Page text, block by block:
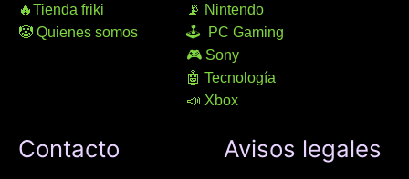
🔥Tienda friki
🤡 Quienes somos
📡 Nintendo
🕹 PC Gaming
🎮 Sony
🤖 Tecnología
📣 Xbox
Contacto Avisos legales